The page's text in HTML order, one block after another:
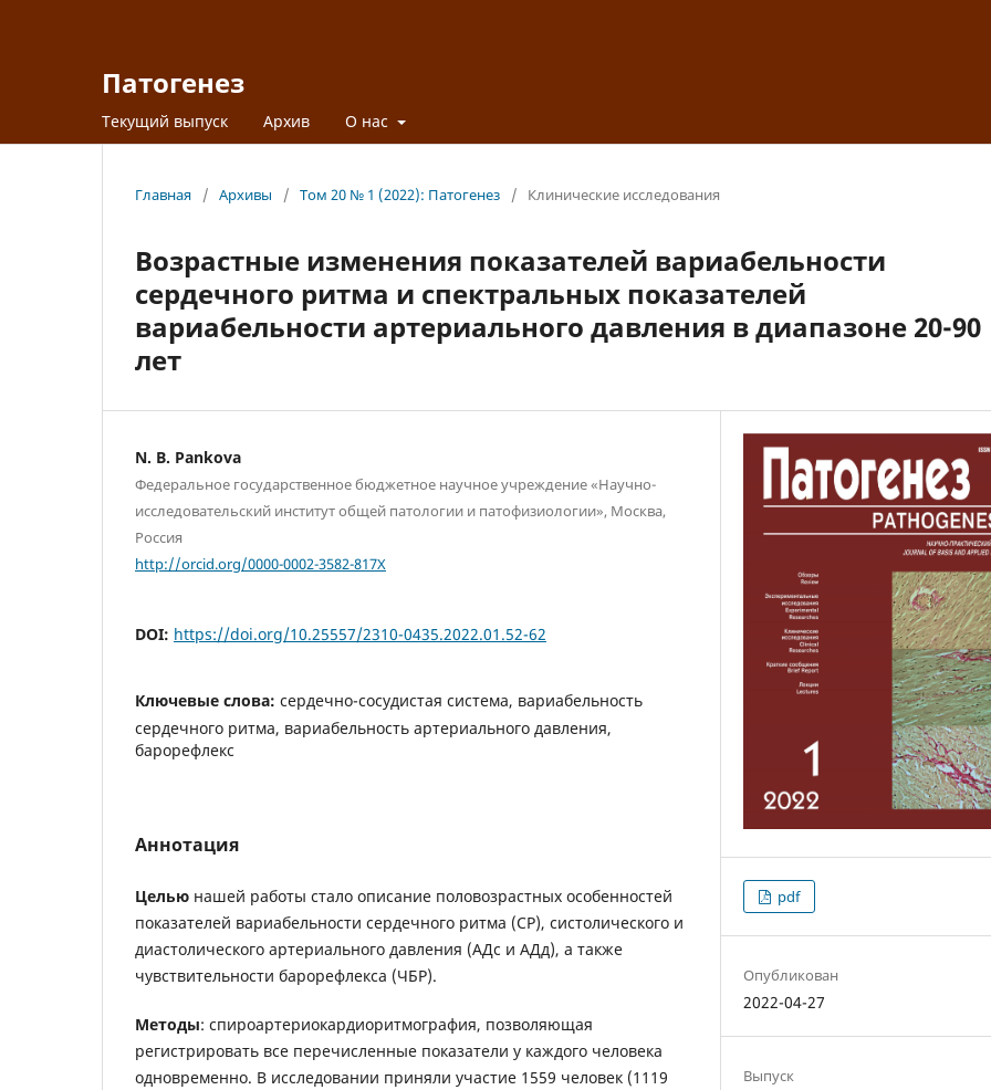
Патогенез
Текущий выпуск Архив О нас
Главная / Архивы / Том 20 № 1 (2022): Патогенез / Клинические исследования
Возрастные изменения показателей вариабельности
сердечного ритма и спектральных показателей
вариабельности артериального давления в диапазоне 20-90
лет
N. B. Pankova
Федеральное государственное бюджетное научное учреждение «Научно-
исследовательский институт общей патологии и патофизиологии», Москва,
Россия
http://orcid.org/0000-0002-3582-817X
DOI: https://doi.org/10.25557/2310-0435.2022.01.52-62
Ключевые слова: сердечно-сосудистая система, вариабельность
сердечного ритма, вариабельность артериального давления,
барорефлекс
Аннотация
Целью нашей работы стало описание половозрастных особенностей
показателей вариабельности сердечного ритма (СР), систолического и
диастолического артериального давления (АДс и АДд), а также
чувствительности барорефлекса (ЧБР).
Методы: спироартериокардиоритмография, позволяющая
регистрировать все перечисленные показатели у каждого человека
одновременно. В исследовании приняли участие 1559 человек (1119
pdf
Опубликован
2022-04-27
Выпуск